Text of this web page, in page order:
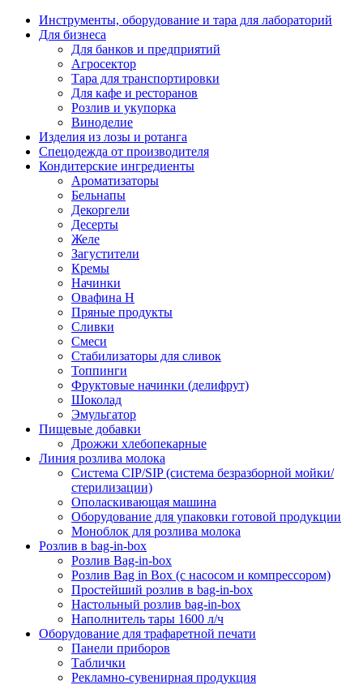
Инструменты, оборудование и тара для лабораторий
Для бизнеса
Для банков и предприятий
Агросектор
Тара для транспортировки
Для кафе и ресторанов
Розлив и укупорка
Виноделие
Изделия из лозы и ротанга
Спецодежда от производителя
Кондитерские ингредиенты
Ароматизаторы
Бельнапы
Декоргели
Десерты
Желe
Загустители
Кремы
Начинки
Овафина Н
Пряные продукты
Сливки
Смеси
Стабилизаторы для сливок
Топпинги
Фруктовые начинки (делифрут)
Шоколад
Эмульгатор
Пищевые добавки
Дрожжи хлебопекарные
Линия розлива молока
Система CIP/SIP (система безразборной мойки/
стерилизации)
Ополаскивающая машина
Оборудование для упаковки готовой продукции
Моноблок для розлива молока
Розлив в bag-in-box
Розлив Bag-in-box
Розлив Bag in Box (с насосом и компрессором)
Простейший розлив в bag-in-box
Настольный розлив bag-in-box
Наполнитель тары 1600 л/ч
Оборудование для трафаретной печати
Панели приборов
Таблички
Рекламно-сувенирная продукция